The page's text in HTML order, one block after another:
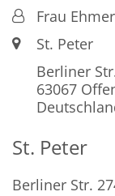
Von:Frau Ehmer
Ort: St. Peter
Berliner
63067
St. Peter
Berliner Str.